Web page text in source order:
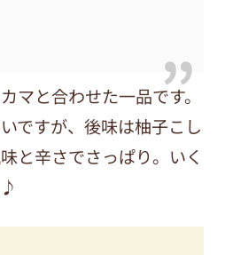
マと合わせた一品です。
ですが、後味は柚子こし
と辛さでさっぱり。いく